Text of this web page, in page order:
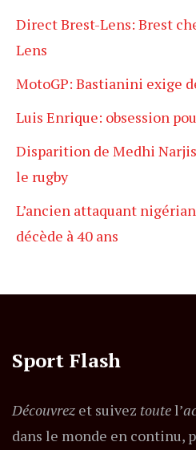
Direct Brest-Lens: Brest
Lens
MotoGP: Bastianini exige
Luis Enrique: obsession
Disparition de Medhi
le rugby
L’ancien attaquant
décède à 40 ans
Sport Flash
Découvrez et suivez toutel’
dans le monde en continu,